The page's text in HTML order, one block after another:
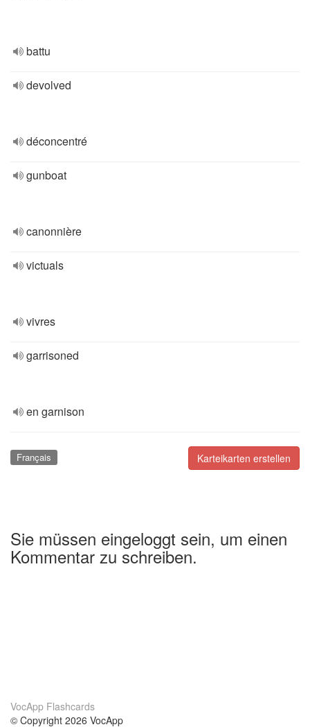
battu
devolved
déconcentré
gunboat
canonnière
victuals
vivres
garrisoned
en garnison
Karteikarten erstellen
Français
Sie müssen eingeloggt sein, um einen
Kommentar zu schreiben.
VocApp Flashcards
© Copyright 2026 VocApp